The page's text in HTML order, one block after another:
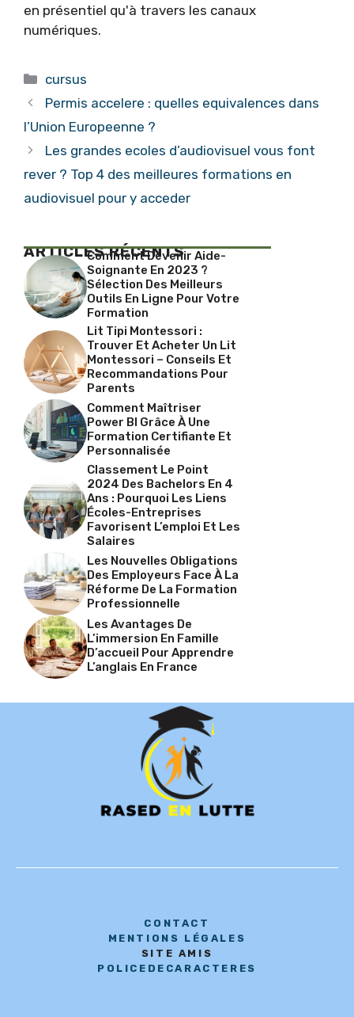
en présentiel qu'à travers les canaux
numériques.
Catégories
cursus
Permis accelere : quelles equivalences dans
l’Union Europeenne ?
Les grandes ecoles d’audiovisuel vous font
rever ? Top 4 des meilleures formations en
audiovisuel pour y acceder
ARTICLES RÉCENTS
Comment Devenir Aide-
Soignante En 2023 ?
Sélection Des Meilleurs
Outils En Ligne Pour Votre
Formation
Lit Tipi Montessori :
Trouver Et Acheter Un Lit
Montessori – Conseils Et
Recommandations Pour
Parents
Comment Maîtriser
Power BI Grâce À Une
Formation Certifiante Et
Personnalisée
Classement Le Point
2024 Des Bachelors En 4
Ans : Pourquoi Les Liens
Écoles-Entreprises
Favorisent L’emploi Et Les
Salaires
Les Nouvelles Obligations
Des Employeurs Face À La
Réforme De La Formation
Professionnelle
Les Avantages De
L’immersion En Famille
D’accueil Pour Apprendre
L’anglais En France
CONTACT
MENTIONS LÉGALES
SITE AMIS
POLICEDECARACTERES